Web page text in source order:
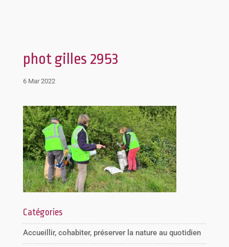
phot gilles 2953
6 Mar 2022
Catégories
Accueillir, cohabiter, préserver la nature au quotidien